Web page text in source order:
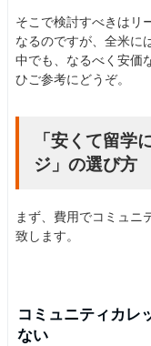
そこで検討すべきはリ
なるのですが、全米に
中でも、なるべく安価
ひご参考にどうぞ。
「安くて留学
ジ」の選び方
まず、費用でコミュニ
致します。
コミュニティカレ
ない